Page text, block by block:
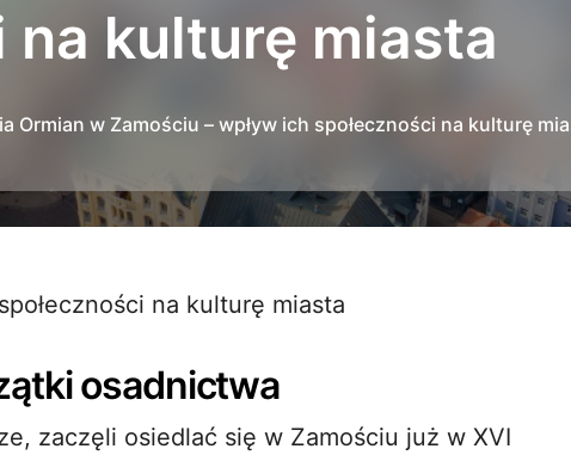
na kulturę miasta
Ormian w Zamościu – wpływ ich społeczności na kulturę
na kulturę miasta
osadnictwa
zaczęli osiedlać się w Zamościu już w XVI